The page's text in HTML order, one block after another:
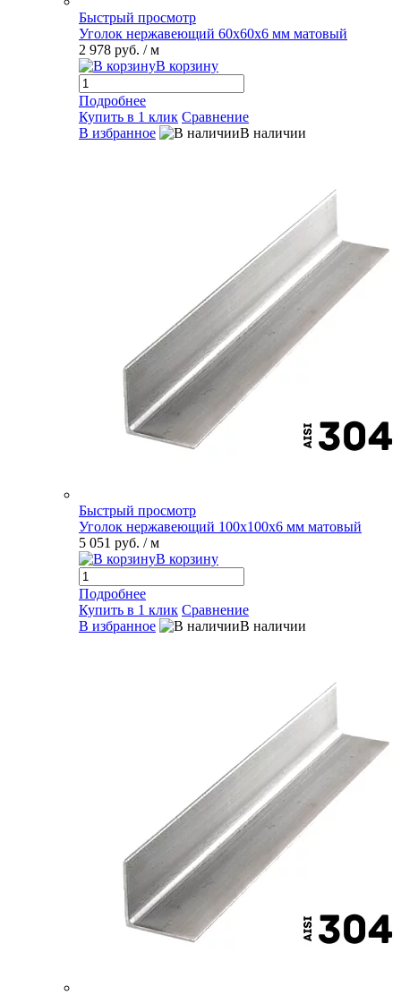
Быстрый просмотр
Уголок нержавеющий 60х60х6 мм матовый
2 978 руб. / м
В корзину
Подробнее
Купить в 1 клик Сравнение
В избранное
В наличии
Быстрый просмотр
Уголок нержавеющий 100х100х6 мм матовый
5 051 руб. / м
В корзину
Подробнее
Купить в 1 клик Сравнение
В избранное
В наличии